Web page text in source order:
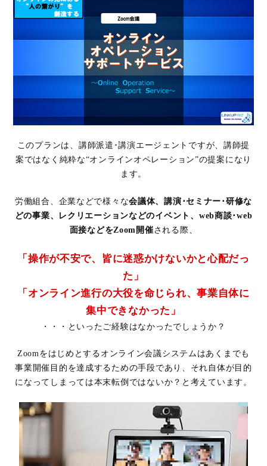
このプランは、講師派遣･講演エージェントですが、講師提
案ではなく純粋な“オンラインオペレーション”の提案になり
ます。
労働組合、企業などで様々な会議体、講演･セミナー･研修な
どの事業、
レクリエーションなどのイベント、web商談･web
面接などをZoom開催される際、
「操作が不安で、皆に迷惑かけないかと心配だっ
た」
「オンライン進行の大役を命じられ、事業自体に
集中できなかった」
・・・といったご経験はなかったでしょうか？
Zoomをはじめとするオンライン会議システムはあくまでも
事業開催目的を達成するための手段であり、 それ自体が目的
になってしまっては本末転倒ではないか？と考えています。